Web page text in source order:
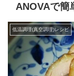
ANOVAで簡
低温調理(真空調理)レシピ